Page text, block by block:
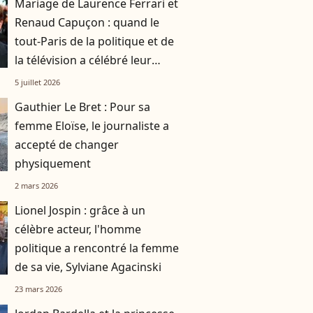
Mariage de Laurence Ferrari et
Renaud Capuçon : quand le
tout-Paris de la politique et de
la télévision a célébré leur
union
5 juillet 2026
Gauthier Le Bret : Pour sa
femme Eloïse, le journaliste a
accepté de changer
physiquement
2 mars 2026
Lionel Jospin : grâce à un
célèbre acteur, l'homme
politique a rencontré la femme
de sa vie, Sylviane Agacinski
23 mars 2026